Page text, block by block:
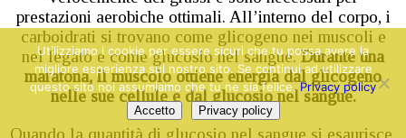
prestazioni aerobiche ottimali. All’interno del corpo, i
carboidrati si trovano come glicogeno nei muscoli e
nel fegato e come glucosio nel sangue.Durante una
maratona, il muscolo ottiene energia dal glicogeno
nelle sue cellule e dal glucosio nel sangue.
Quando la quantità di glucosio nel sangue si esaurisce,
Utilizziamo i cookie per essere sicuri che tu possa avere la
migliore esperienza sul nostro sito. Se continui ad utilizzare
questo sito noi assumiamo che tu ne sia felice.Privacy policy
Accetto Privacy policy